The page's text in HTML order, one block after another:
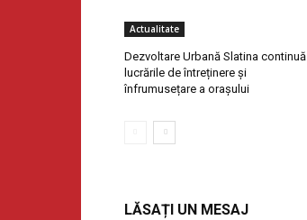
Actualitate
Dezvoltare Urbană Slatina continuă
lucrările de întreținere și
înfrumusețare a orașului
LĂSAȚI UN MESAJ